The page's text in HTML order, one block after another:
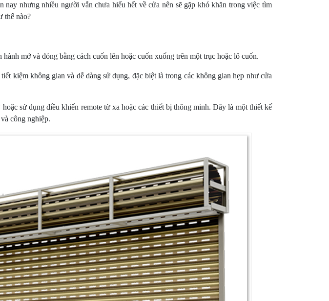
nay nhưng nhiều người vẫn chưa hiểu hết về cửa nên sẽ gặp khó khăn trong việc tìm
thế nào?
mở và đóng bằng cách cuốn lên hoặc cuốn xuống trên một trục hoặc lô cuốn.
kiệm không gian và dễ dàng sử dụng, đặc biệt là trong các không gian hẹp như cửa
sử dụng điều khiển remote từ xa hoặc các thiết bị thông minh. Đây là một thiết kế
công nghiệp.